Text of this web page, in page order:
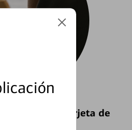
una Tarjeta de